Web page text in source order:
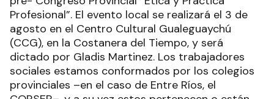
Profesional”. El evento local se realizará el 3 de
agosto en el Centro Cultural Gualeguaychú
(CCG), en la Costanera del Tiempo, y será
dictado por Gladis Martinez. Los trabajadores
sociales estamos conformados por los colegios
provinciales –en el caso de Entre Ríos, el